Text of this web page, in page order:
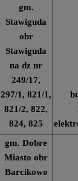
gm.
Stawiguda
obr
Stawiguda
na dz nr
249/17,
297/1, 821/1,
821/2, 822,
824, 825
gm. Dobre
Miasto obr
Barcikowo